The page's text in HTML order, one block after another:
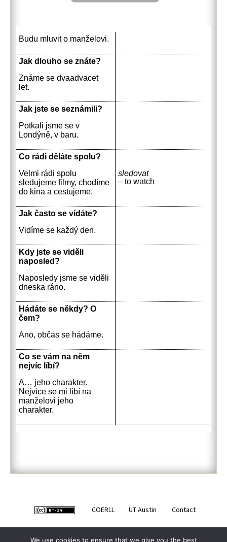
Budu mluvit o manželovi.
Jak dlouho se znáte?
Známe se dvaadvacet
let.
Jak jste se seznámili?
Potkali jsme se v
Londýně, v baru.
Co rádi děláte spolu?
Velmi rádi spolu
sledujeme filmy, chodíme
do kina a cestujeme.
sledovat
– to watch
Jak často se vídáte?
Vidíme se každý den.
Kdy jste se viděli
naposled?
Naposledy jsme se viděli
dneska ráno.
Hádáte se někdy? O
čem?
Ano, občas se hádáme.
Co se vám na něm
nejvíc líbí?
A… jeho charakter.
Nejvíce se mi líbí na
manželovi jeho
charakter.
COERLL UT Austin Contact
We use cookies to ensure that we give you the best